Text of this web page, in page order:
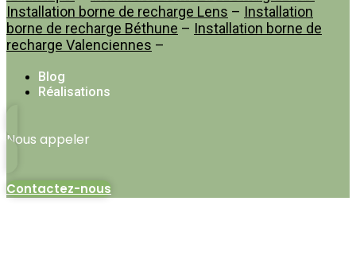
Installation borne de recharge Lens – Installation
borne de recharge Béthune – Installation borne de
recharge Valenciennes –
Blog
Réalisations
Nous appeler
Contactez-nous